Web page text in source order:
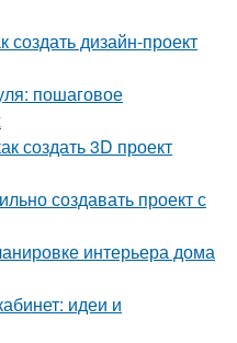
создать дизайн-проект
пошаговое
создать 3D проект
создавать проект с
интерьера дома
идеи и